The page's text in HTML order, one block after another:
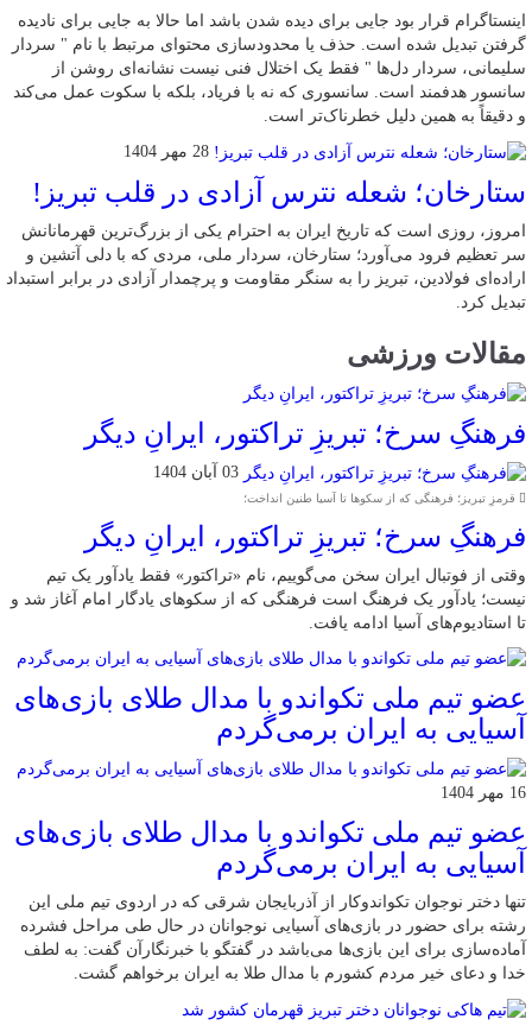
اینستاگرام قرار بود جایی برای دیده شدن باشد اما حالا به جایی برای نادیده
گرفتن تبدیل شده است. حذف یا محدودسازی محتوای مرتبط با نام " سردار
سلیمانی، سردار دل‌ها " فقط یک اختلال فنی نیست نشانه‌ای روشن از
سانسور هدفمند است. سانسوری که نه با فریاد، بلکه با سکوت عمل می‌کند
و دقیقاً به همین دلیل خطرناک‌تر است.
28 مهر 1404
ستارخان؛ شعله نترس آزادی در قلب تبریز!
امروز، روزی است که تاریخ ایران به احترام یکی از بزرگ‌ترین قهرمانانش
سر تعظیم فرود می‌آورد؛ ستارخان، سردار ملی، مردی که با دلی آتشین و
اراده‌ای فولادین، تبریز را به سنگر مقاومت و پرچمدار آزادی در برابر استبداد
تبدیل کرد.
مقالات ورزشی
فرهنگِ سرخ؛ تبریزِ تراکتور، ایرانِ دیگر
03 آبان 1404
قرمزِ تبریز؛ فرهنگی که از سکوها تا آسیا طنین انداخت؛
فرهنگِ سرخ؛ تبریزِ تراکتور، ایرانِ دیگر
وقتی از فوتبال ایران سخن می‌گوییم، نام «تراکتور» فقط یادآور یک تیم
نیست؛ یادآور یک فرهنگ است فرهنگی که از سکوهای یادگار امام آغاز شد و
تا استادیوم‌های آسیا ادامه یافت.
عضو تیم ملی تکواندو با مدال طلای بازی‌های
آسیایی به ایران برمی‌گردم
16 مهر 1404
عضو تیم ملی تکواندو با مدال طلای بازی‌های
آسیایی به ایران برمی‌گردم
تنها دختر نوجوان تکواندوکار از آذربایجان شرقی که در اردوی تیم ملی این
رشته برای حضور در بازی‌های آسیایی نوجوانان در حال طی مراحل فشرده
آماده‌سازی برای این بازی‌ها می‌باشد در گفتگو با خبرنگارآن گفت: به لطف
خدا و دعای خیر مردم کشورم با مدال طلا به ایران برخواهم گشت.